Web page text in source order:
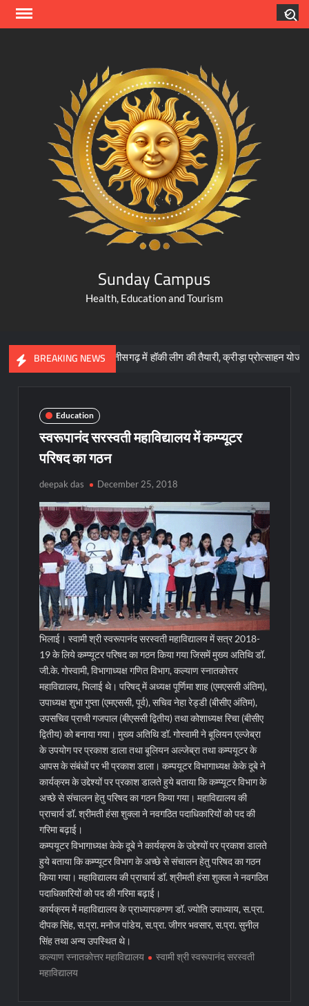
Skip
Sunday Campus
Health, Education and Tourism
BREAKING NEWS
छत्तीसगढ़ में हॉकी लीग की तैयारी, क्रीड़ा प्रोत्साहन योजना के लिए 57
Education
स्वरूपानंद सरस्वती महाविद्यालय में कम्प्यूटर
परिषद का गठन
deepak das December 25, 2018
भिलाई। स्वामी श्री स्वरूपानंद सरस्वती महाविद्यालय में सत्र 2018-
19 के लिये कम्प्यूटर परिषद का गठन किया गया जिसमें मुख्य अतिथि डॉ.
जी.के. गोस्वामी, विभागाध्यक्ष गणित विभाग, कल्याण स्नातकोत्तर
महाविद्यालय, भिलाई थे। परिषद् में अध्यक्ष पूर्णिमा शाह (एमएससी अंतिम),
उपाध्यक्ष शुभा गुप्ता (एमएससी, पूर्व), सचिव नेहा रेड्डी (बीसीए अंतिम),
उपसचिव प्राची गजपाल (बीएससी द्वितीय) तथा कोशाध्यक्ष रिचा (बीसीए
द्वितीय) को बनाया गया। मुख्य अतिथि डॉ. गोस्वामी ने बूलियन एल्जेब्रा
के उपयोग पर प्रकाश डाला तथा बूलियन अल्जेब्रा तथा कम्पयूटर के
आपस के संबंधों पर भी प्रकाश डाला। कम्पयूटर विभागाध्यक्ष केके दूबे ने
कार्यक्रम के उद्देश्यों पर प्रकाश डालते हुये बताया कि कम्प्यूटर विभाग के
अच्छे से संचालन हेतु परिषद का गठन किया गया। महाविद्यालय की
प्राचार्य डॉ. श्रीमती हंसा शुक्ला ने नवगठित पदाधिकारियों को पद की
गरिमा बढ़ाई।
कम्पयूटर विभागाध्यक्ष केके दूबे ने कार्यक्रम के उद्देश्यों पर प्रकाश डालते
हुये बताया कि कम्प्यूटर विभाग के अच्छे से संचालन हेतु परिषद का गठन
किया गया। महाविद्यालय की प्राचार्य डॉ. श्रीमती हंसा शुक्ला ने नवगठित
पदाधिकारियों को पद की गरिमा बढ़ाई।
कार्यक्रम में महाविद्यालय के प्राध्यापकगण डॉ. ज्योति उपाध्याय, स.प्रा.
दीपक सिंह, स.प्रा. मनोज पांडेय, स.प्रा. जीगर भवसार, स.प्रा. सुनील
सिंह तथा अन्य उपस्थित थे।
कल्याण स्नातकोत्तर महाविद्यालय
स्वामी श्री स्वरूपानंद सरस्वती
महाविद्यालय